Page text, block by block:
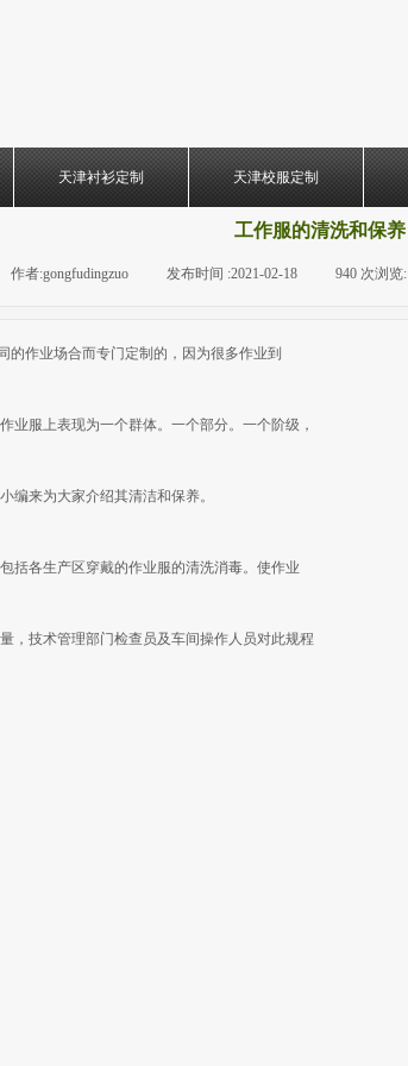
天津衬衫定制 天津校服定制
工作服的清洗和保养
作者:gongfudingzuo 发布时间 :2021-02-18 940 次浏览:
作业场合而专门定制的，因为很多作业到
业服上表现为一个群体。一个部分。一个阶级，
编来为大家介绍其清洁和保养。
括各生产区穿戴的作业服的清洗消毒。使作业
，技术管理部门检查员及车间操作人员对此规程